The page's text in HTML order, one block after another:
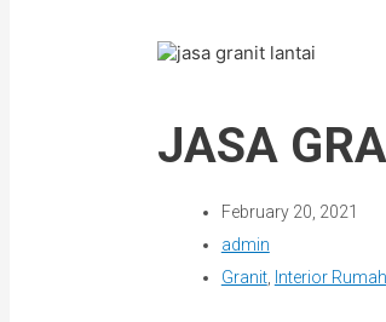
JASA
February 20, 2021
admin
Granit, Interior Rumah